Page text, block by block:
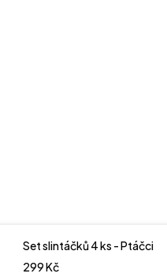
Set slintáčků 4 ks - Ptáčci
299Kč